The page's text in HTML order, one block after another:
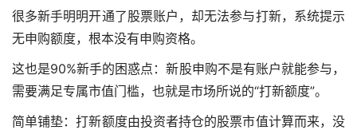
很多新手明明开通了股票账户，却无法参与打新，系统提示
无申购额度，根本没有申购资格。
这也是90%新手的困惑点：新股申购不是有账户就能参与，
需要满足专属市值门槛，也就是市场所说的“打新额度”。
简单铺垫：打新额度由投资者持仓的股票市值计算而来，没